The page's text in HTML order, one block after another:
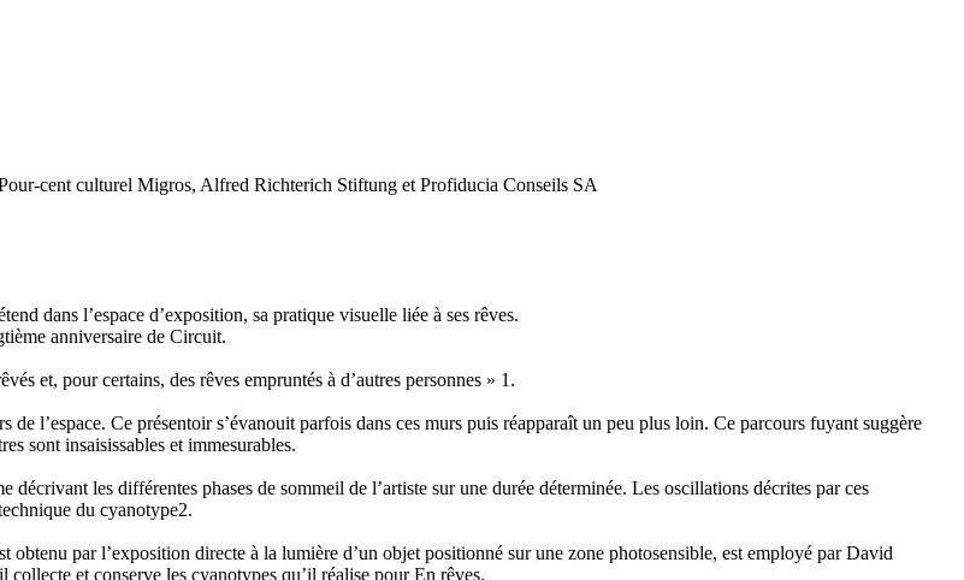
cent culturel Migros, Alfred Richterich Stiftung et Profiducia Conseils SA
dans l’espace d’exposition, sa pratique visuelle liée à ses rêves.
anniversaire de Circuit.
et, pour certains, des rêves empruntés à d’autres personnes » 1.
de l’espace. Ce présentoir s’évanouit parfois dans ces murs puis réapparaît un peu plus loin. Ce parcours fuyant suggère
sont insaisissables et immesurables.
les différentes phases de sommeil de l’artiste sur une durée déterminée. Les oscillations décrites par ces
du cyanotype2.
par l’exposition directe à la lumière d’un objet positionné sur une zone photosensible, est employé par David
et conserve les cyanotypes qu’il réalise pour En rêves.